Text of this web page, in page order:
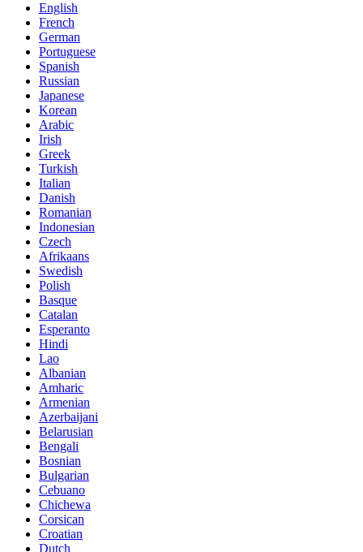
English
French
German
Portuguese
Spanish
Russian
Japanese
Korean
Arabic
Irish
Greek
Turkish
Italian
Danish
Romanian
Indonesian
Czech
Afrikaans
Swedish
Polish
Basque
Catalan
Esperanto
Hindi
Lao
Albanian
Amharic
Armenian
Azerbaijani
Belarusian
Bengali
Bosnian
Bulgarian
Cebuano
Chichewa
Corsican
Croatian
Dutch